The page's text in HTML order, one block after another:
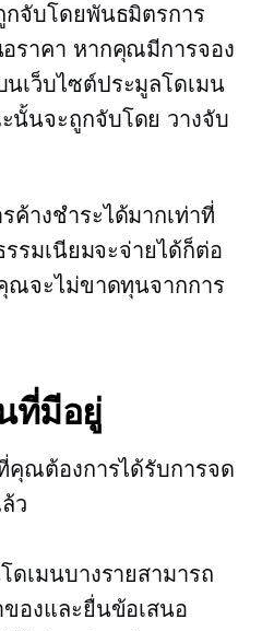
จับโดยพันธมิตรการ
ราคา หากคุณมีการจอง
เว็บไซต์ประมูลโดเมน
นั้นจะถูกจับโดย วางจับ
ค้างชำระได้มากเท่าที่
รรมเนียมจะจ่ายได้ก็ต่อ
ณจะไม่ขาดทุนจากการ
ที่มีอยู่
ณต้องการได้รับการจด
ว
เมนบางรายสามารถ
องและยื่นข้อเสนอ